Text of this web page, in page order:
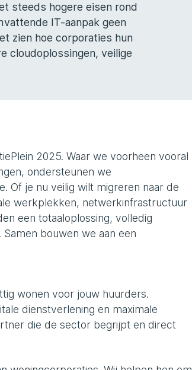
steeds hogere eisen rond
IT-aanpak geen
zien hoe corporaties hun
cloudoplossingen, veilige
2025. Waar we voorheen vooral
ondersteunen we
Of je nu veilig wilt migreren naar de
werkplekken, netwerkinfrastructuur
een totaaloplossing, volledig
bouwen we aan een
wonen voor jouw huurders.
dienstverlening en maximale
die de sector begrijpt en direct